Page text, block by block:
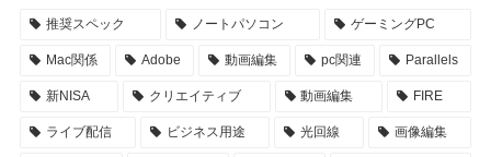
推奨スペック ノートパソコン ゲーミングPC
Mac関係 Adobe 動画編集 pc関連 Parallels
新NISA クリエイティブ 動画編集 FIRE
ライブ配信 ビジネス用途 光回線 画像編集